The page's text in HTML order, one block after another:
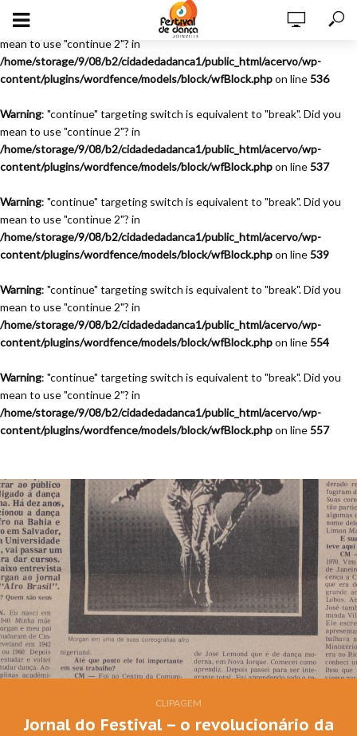
Warning
: "continue" targeting switch is equivalent to "break". Did you
mean to use "continue 2"? in
/home/storage/9/08/b2/cidadedadanca1/public_html/acervo/wp-
content/plugins/wordfence/models/block/wfBlock.phpon line536
Warning: "continue" targeting switch is equivalent to "break". Did you
mean to use "continue 2"? in
/home/storage/9/08/b2/cidadedadanca1/public_html/acervo/wp-
content/plugins/wordfence/models/block/wfBlock.phpon line537
Warning: "continue" targeting switch is equivalent to "break". Did you
mean to use "continue 2"? in
/home/storage/9/08/b2/cidadedadanca1/public_html/acervo/wp-
content/plugins/wordfence/models/block/wfBlock.phpon line539
Warning: "continue" targeting switch is equivalent to "break". Did you
mean to use "continue 2"? in
/home/storage/9/08/b2/cidadedadanca1/public_html/acervo/wp-
content/plugins/wordfence/models/block/wfBlock.phpon line554
Warning: "continue" targeting switch is equivalent to "break". Did you
mean to use "continue 2"? in
/home/storage/9/08/b2/cidadedadanca1/public_html/acervo/wp-
content/plugins/wordfence/models/block/wfBlock.phpon line557
CLIPAGEM
Jornal do Festival – o revolucionário da